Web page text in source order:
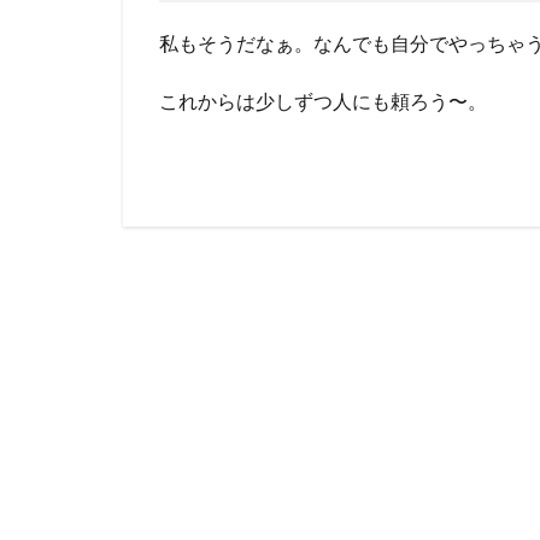
私もそうだなぁ。なんでも自分でやっちゃ
これからは少しずつ人にも頼ろう〜。